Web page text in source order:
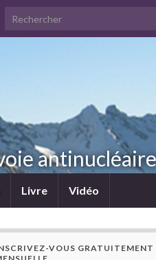
Search for:
antinucléaire
Livre Vidéo
VOUS GRATUITEMENT